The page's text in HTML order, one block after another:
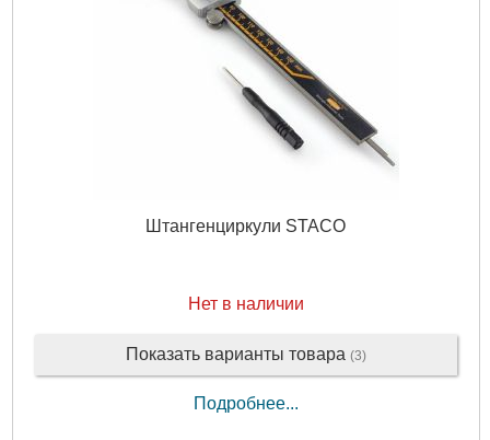
Штангенциркули STACO
Нет в наличии
Показать варианты товара (3)
Подробнее...